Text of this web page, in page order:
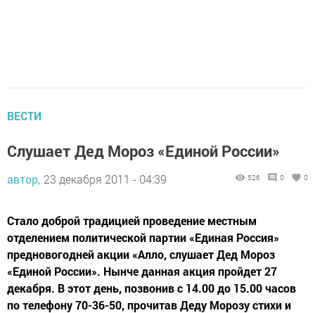
ВЕСТИ
Слушает Дед Мороз «Единой России»
автор, 23 декабря 2011 - 04:39 526 0 0
Стало доброй традицией проведение местным
отделением политической партии «Единая Россия»
предновогодней акции «Алло, слушает Дед Мороз
«Единой России». Нынче данная акция пройдет 27
декабря. В этот день, позвонив с 14.00 до 15.00 часов
по телефону 70-36-50, прочитав Деду Морозу стихи и